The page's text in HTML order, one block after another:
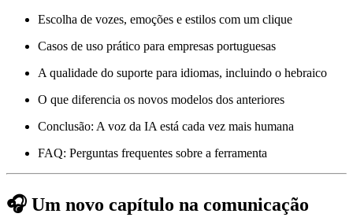
Escolha de vozes, emoções e estilos com um clique
Casos de uso prático para empresas portuguesas
A qualidade do suporte para idiomas, incluindo o hebraico
O que diferencia os novos modelos dos anteriores
Conclusão: A voz da IA está cada vez mais humana
FAQ: Perguntas frequentes sobre a ferramenta
🎧 Um novo capítulo na comunicação